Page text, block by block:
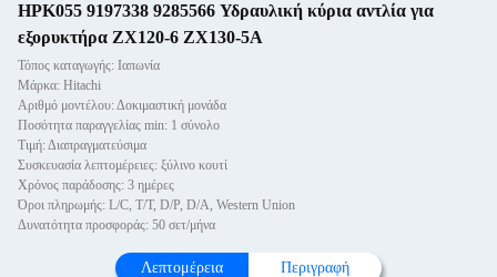
HPK055 9197338 9285566 Υδραυλική κύρια αντλία για
εξορυκτήρα ZX120-6 ZX130-5A
Τόπος καταγωγής: Ιαπωνία
Μάρκα: Hitachi
Αριθμό μοντέλου: Δοκιμαστική μονάδα
Ποσότητα παραγγελίας min: 1 σύνολο
Τιμή: Διαπραγματεύσιμα
Συσκευασία λεπτομέρειες: ξύλινο κουτί
Χρόνος παράδοσης: 3 ημέρες
Όροι πληρωμής: L/C, T/T, D/P, D/A, Western Union
Δυνατότητα προσφοράς: 50 σετ/μήνα
Λεπτομέρεια Περιγραφή